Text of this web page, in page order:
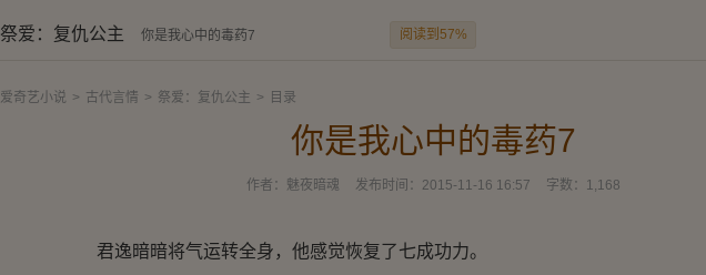
祭爱：复仇公主 你是我心中的毒药7 阅读到57%
爱奇艺小说 > 古代言情 > 祭爱：复仇公主 > 目录
你是我心中的毒药7
作者： 魅夜暗魂 发布时间： 2015-11-16 16:57 字数： 1,168
君逸暗暗将气运转全身，他感觉恢复了七成功力。